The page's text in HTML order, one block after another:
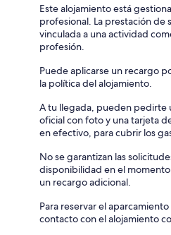
Este alojamiento está
profesional. La prestación de
vinculada a una actividad
profesión.
Puede aplicarse un recargo
la política del alojamiento.
A tu llegada, pueden
oficial con foto y una tarjeta
en efectivo, para cubrir los
No se garantizan las
disponibilidad en el
un recargo adicional.
Para reservar el
contacto con el alojamiento